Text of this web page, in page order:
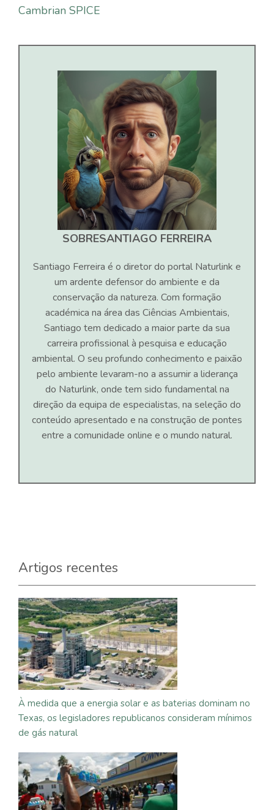
Cambrian SPICE
SOBRESANTIAGO FERREIRA
Santiago Ferreira é o diretor do portal Naturlink e
um ardente defensor do ambiente e da
conservação da natureza. Com formação
académica na área das Ciências Ambientais,
Santiago tem dedicado a maior parte da sua
carreira profissional à pesquisa e educação
ambiental. O seu profundo conhecimento e paixão
pelo ambiente levaram-no a assumir a liderança
do Naturlink, onde tem sido fundamental na
direção da equipa de especialistas, na seleção do
conteúdo apresentado e na construção de pontes
entre a comunidade online e o mundo natural.
Artigos recentes
À medida que a energia solar e as baterias dominam no
Texas, os legisladores republicanos consideram mínimos
de gás natural